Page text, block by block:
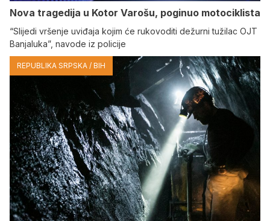
Nova tragedija u Kotor Varošu, poginuo motociklista
“Slijedi vršenje uviđaja kojim će rukovoditi dežurni tužilac OJT
Banjaluka”, navode iz policije
REPUBLIKA SRPSKA / BIH